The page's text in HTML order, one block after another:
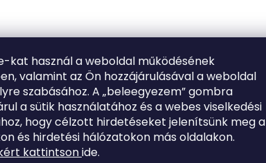
kat használ a weboldal működésének
valamint az Ön hozzájárulásával a weboldal
szabásához. A „beleegyezem” gombra
a sütik használatához és a webes viselkedési
hogy célzott hirdetéseket jelenítsünk meg a
és hirdetési hálózatokon más oldalakon.
kattintsonide.